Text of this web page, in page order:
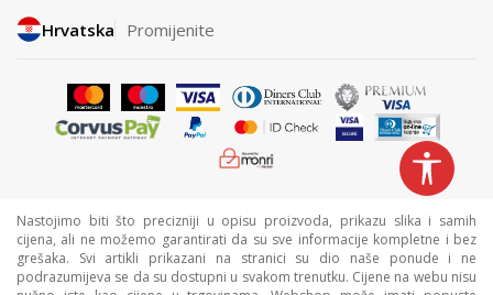
Hrvatska Promijenite
Nastojimo biti što precizniji u opisu proizvoda, prikazu slika i samih
cijena, ali ne možemo garantirati da su sve informacije kompletne i bez
grešaka. Svi artikli prikazani na stranici su dio naše ponude i ne
podrazumijeva se da su dostupni u svakom trenutku. Cijene na webu nisu